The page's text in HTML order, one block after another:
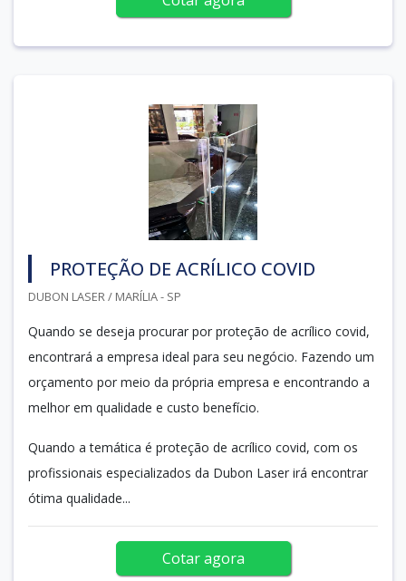
PROTEÇÃO DE ACRÍLICO COVID
DUBON LASER / MARÍLIA - SP
Quando se deseja procurar por proteção de acrílico covid,
encontrará a empresa ideal para seu negócio. Fazendo um
orçamento por meio da própria empresa e encontrando a
melhor em qualidade e custo benefício.
Quando a temática é proteção de acrílico covid, com os
profissionais especializados da Dubon Laser irá encontrar
ótima qualidade...
Cotar agora